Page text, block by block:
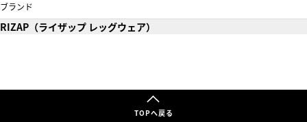
ブランド
RIZAP（ライザップ レッグウェア）
TOPへ戻る